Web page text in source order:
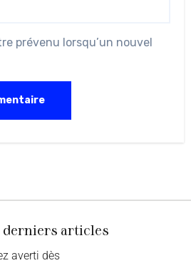
prévenu lorsqu’un nouvel
derniers articles
averti dès